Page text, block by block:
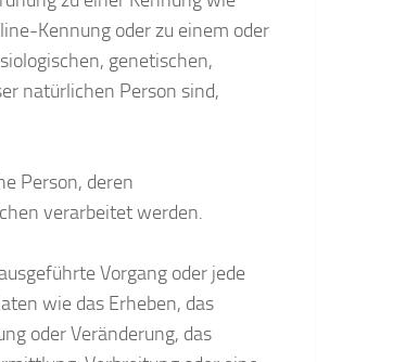
Kennung oder zu einem oder
genetischen,
natürlichen Person sind,
Person, deren
verarbeitet werden.
Vorgang oder jede
wie das Erheben, das
oder Veränderung, das